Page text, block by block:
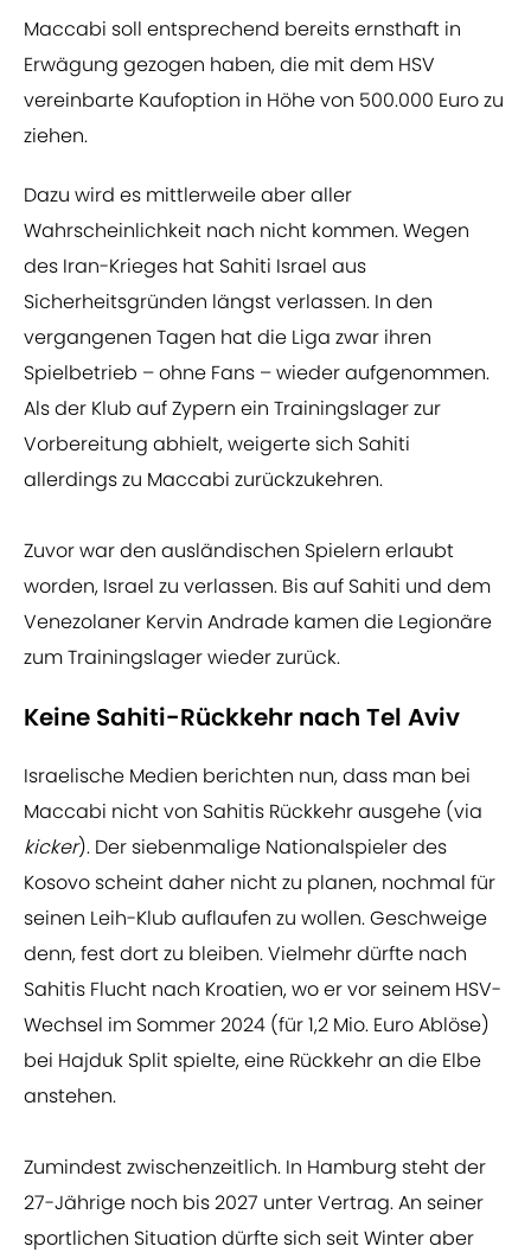
Maccabi soll entsprechend bereits ernsthaft in
Erwägung gezogen haben, die mit dem HSV
vereinbarte Kaufoption in Höhe von 500.000 Euro zu
ziehen.
Dazu wird es mittlerweile aber aller
Wahrscheinlichkeit nach nicht kommen. Wegen
des Iran-Krieges hat Sahiti Israel aus
Sicherheitsgründen längst verlassen. In den
vergangenen Tagen hat die Liga zwar ihren
Spielbetrieb – ohne Fans – wieder aufgenommen.
Als der Klub auf Zypern ein Trainingslager zur
Vorbereitung abhielt, weigerte sich Sahiti
allerdings zu Maccabi zurückzukehren.
Zuvor war den ausländischen Spielern erlaubt
worden, Israel zu verlassen. Bis auf Sahiti und dem
Venezolaner Kervin Andrade kamen die Legionäre
zum Trainingslager wieder zurück.
Keine Sahiti-Rückkehr nach Tel Aviv
Israelische Medien berichten nun, dass man bei
Maccabi nicht von Sahitis Rückkehr ausgehe (via
kicker). Der siebenmalige Nationalspieler des
Kosovo scheint daher nicht zu planen, nochmal für
seinen Leih-Klub auflaufen zu wollen. Geschweige
denn, fest dort zu bleiben. Vielmehr dürfte nach
Sahitis Flucht nach Kroatien, wo er vor seinem HSV-
Wechsel im Sommer 2024 (für 1,2 Mio. Euro Ablöse)
bei Hajduk Split spielte, eine Rückkehr an die Elbe
anstehen.
Zumindest zwischenzeitlich. In Hamburg steht der
27-Jährige noch bis 2027 unter Vertrag. An seiner
sportlichen Situation dürfte sich seit Winter aber